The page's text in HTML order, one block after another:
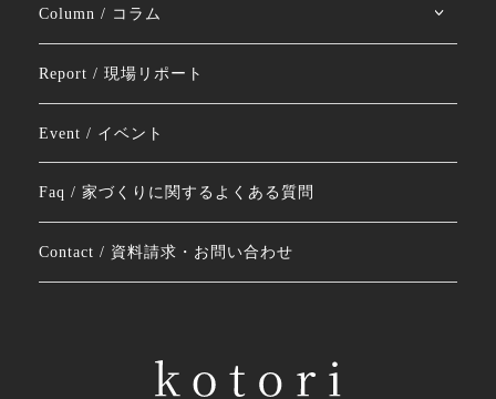
Column / コラム
Report / 現場リポート
Event / イベント
Faq / 家づくりに関するよくある質問
Contact / 資料請求・お問い合わせ